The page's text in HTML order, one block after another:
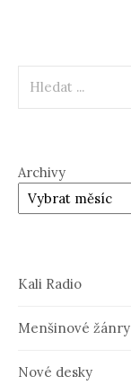
Archivy
Kali Radio
Menšinové žánry
Nové desky